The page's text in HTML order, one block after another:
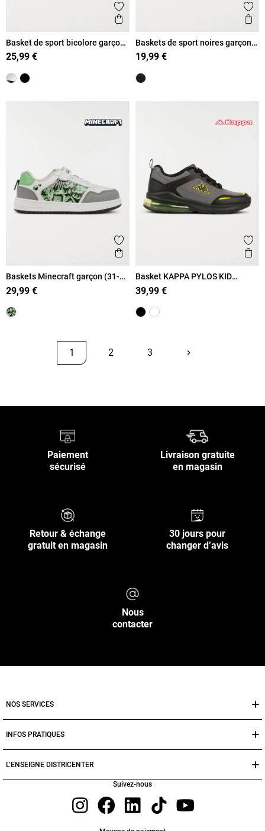
Ajouter aux favoris
Aperçu rapide
Basket de sport bicolore garçon
(31-39)
25,99 €
Baskets de sport noires garçon
(31-38)
19,99 €
Ajouter aux favoris
Aperçu rapide
Baskets Minecraft garçon (31-
36)
29,99 €
Basket KAPPA PYLOS KID
garçon (31-39)
39,99 €
1 2 3 keyboard_arrow_rightSuivant
Paiement
sécurisé
Livraison gratuite
en magasin
Retour & échange
gratuit en magasin
30 jours pour
changer d’avis
Nous
contacter
NOS SERVICES
INFOS PRATIQUES
L’ENSEIGNE DISTRICENTER
Suivez-nous